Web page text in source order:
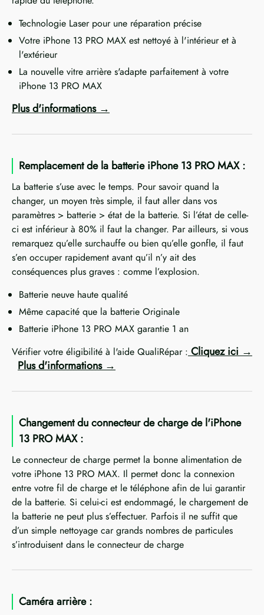
Technologie Laser pour une réparation précise
Votre iPhone 13 PRO MAX est nettoyé à l'intérieur et à
l'extérieur
La nouvelle vitre arrière s'adapte parfaitement à votre
iPhone 13 PRO MAX
Plus d'informations
Remplacement de la batterie iPhone 13 PRO MAX :
La batterie s’use avec le temps. Pour savoir quand la
changer, un moyen très simple, il faut aller dans vos
paramètres > batterie > état de la batterie. Si l’état de celle-
ci est inférieur à 80% il faut la changer. Par ailleurs, si vous
remarquez qu’elle surchauffe ou bien qu’elle gonfle, il faut
s’en occuper rapidement avant qu’il n’y ait des
conséquences plus graves : comme l’explosion.
Batterie neuve haute qualité
Même capacité que la batterie Originale
Batterie iPhone 13 PRO MAX garantie 1 an
Vérifier votre éligibilité à l'aide QualiRépar :Cliquez ici
Plus d'informations
Changement du connecteur de charge de l'iPhone
13 PRO MAX :
Le connecteur de charge permet la bonne alimentation de
votre iPhone 13 PRO MAX. Il permet donc la connexion
entre votre fil de charge et le téléphone afin de lui garantir
de la batterie. Si celui-ci est endommagé, le chargement de
la batterie ne peut plus s’effectuer. Parfois il ne suffit que
d’un simple nettoyage car grands nombres de particules
s’introduisent dans le connecteur de charge
Caméra arrière :